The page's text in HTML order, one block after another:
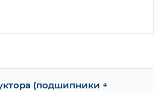
(подшипники +